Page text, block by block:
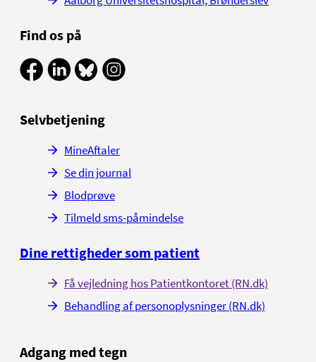
Find os på
Selvbetjening
MineAftaler
Se din journal
Blodprøve
Tilmeld sms-påmindelse
Dine rettigheder som patient
Få vejledning hos Patientkontoret (RN.dk)
Behandling af personoplysninger (RN.dk)
Adgang med tegn